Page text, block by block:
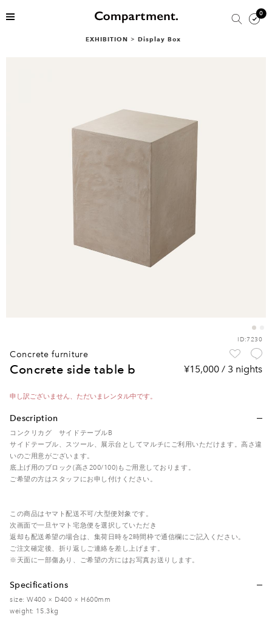
0
EXHIBITION > Display Box
ID:7230
concrete furniture
concrete side table b ¥15,000 / 3 nights
申し訳ございません、ただいまレンタル中です。
Description
コンクリカグ サイドテーブルB
サイドテーブル、スツール、展示台としてマルチにご利用いただけます。高さ違
いのご用意がございます。
底上げ用のブロック(高さ200/100)もご用意しております。
ご希望の方はスタッフにお申し付けください。
この商品はヤマト配送不可/大型便対象です。
次画面で一旦ヤマト宅急便を選択していただき
返却も配送希望の場合は、集荷日時を2時間枠で通信欄にご記入ください。
ご注文確定後、折り返しご連絡を差し上げます。
※天面に一部傷あり、ご希望の方にはお写真お送りします。
Specifications
size: W400 × D400 × H600mm
weight: 15.3kg